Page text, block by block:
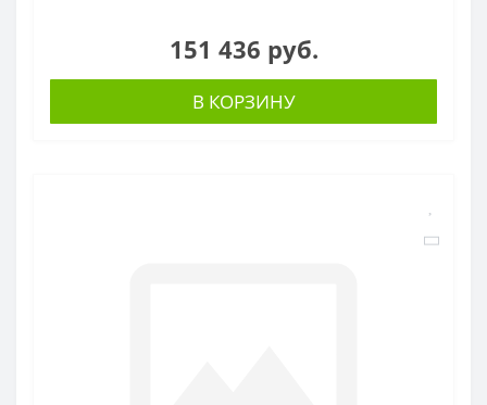
151 436 руб.
В КОРЗИНУ